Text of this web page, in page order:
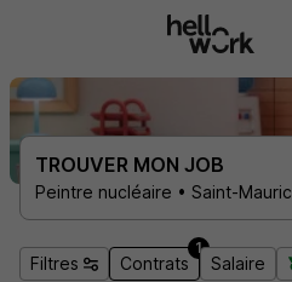
TROUVER MON JOB
Filtres Contrats
1
Salaire